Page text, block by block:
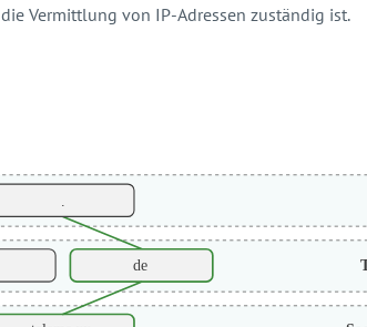
Vermittlung von IP-Adressen zuständig ist.